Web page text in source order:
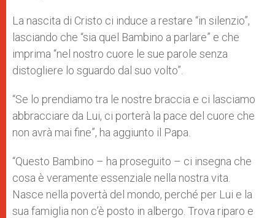
La nascita di Cristo ci induce a restare “in silenzio”,
lasciando che “sia quel Bambino a parlare” e che
imprima “nel nostro cuore le sue parole senza
distogliere lo sguardo dal suo volto”.
“Se lo prendiamo tra le nostre braccia e ci lasciamo
abbracciare da Lui, ci porterà la pace del cuore che
non avrà mai fine”, ha aggiunto il Papa.
“Questo Bambino – ha proseguito – ci insegna che
cosa è veramente essenziale nella nostra vita.
Nasce nella povertà del mondo, perché per Lui e la
sua famiglia non c’è posto in albergo. Trova riparo e